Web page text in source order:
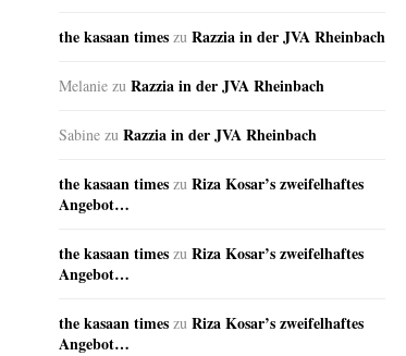
the kasaan times zu Razzia in der JVA Rheinbach
Melanie zu Razzia in der JVA Rheinbach
Sabine zu Razzia in der JVA Rheinbach
the kasaan times zu Riza Kosar’s zweifelhaftes
Angebot…
the kasaan times zu Riza Kosar’s zweifelhaftes
Angebot…
the kasaan times zu Riza Kosar’s zweifelhaftes
Angebot…